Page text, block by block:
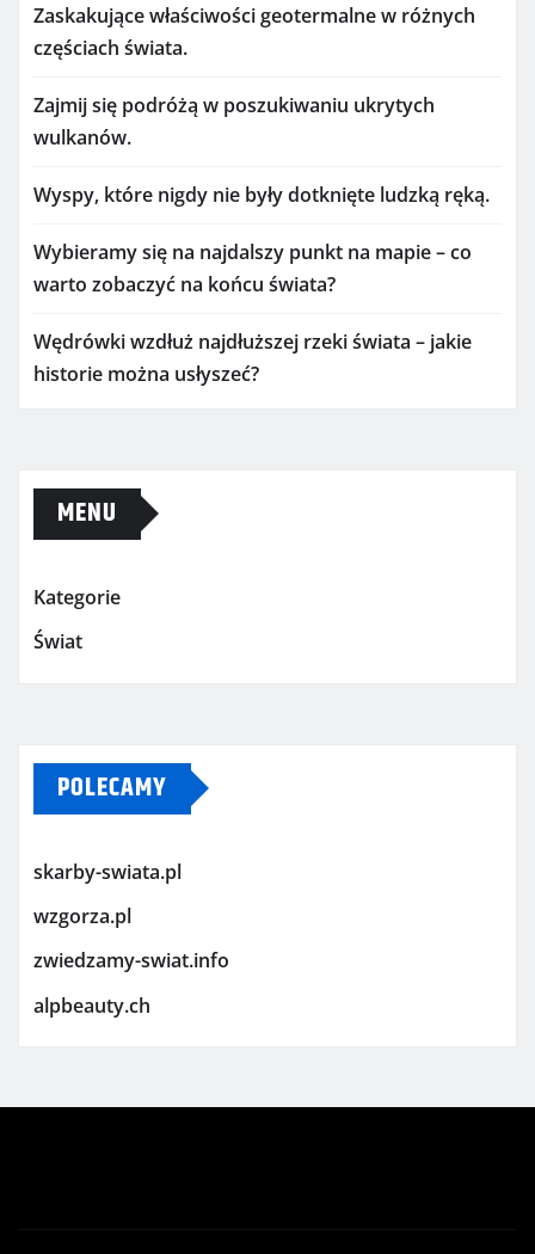
Zaskakujące właściwości geotermalne w różnych
częściach świata.
Zajmij się podróżą w poszukiwaniu ukrytych
wulkanów.
Wyspy, które nigdy nie były dotknięte ludzką ręką.
Wybieramy się na najdalszy punkt na mapie – co
warto zobaczyć na końcu świata?
Wędrówki wzdłuż najdłuższej rzeki świata – jakie
historie można usłyszeć?
MENU
Kategorie
Świat
POLECAMY
skarby-swiata.pl
wzgorza.pl
zwiedzamy-swiat.info
alpbeauty.ch